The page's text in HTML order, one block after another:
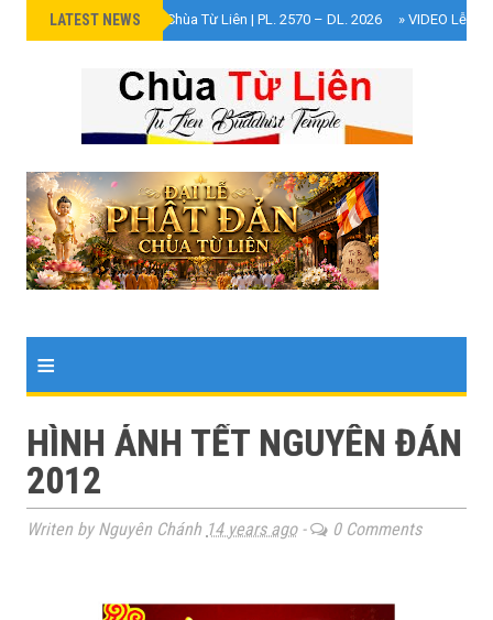
LATEST NEWS
»Đại Lễ Phật Đản Chùa Từ Liên | PL. 2570 – DL. 2026 » VIDEO Lễ
≡
HÌNH ẢNH TẾT NGUYÊN ĐÁN
2012
Writen by Nguyên Chánh 14 years ago- 0 Comments